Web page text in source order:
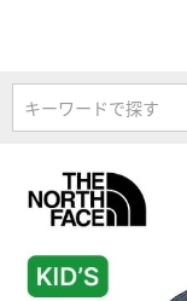
キーワードで探す